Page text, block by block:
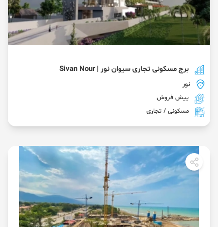
برج مسکونی تجاری سیوان نور | Sivan Nour
نور
پیش فروش
مسکونی / تجاری